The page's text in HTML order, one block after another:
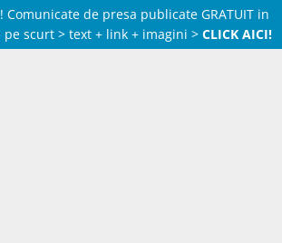
Comunicate de presa publicate GRATUIT in
scurt > text + link + imagini > CLICK AICI!